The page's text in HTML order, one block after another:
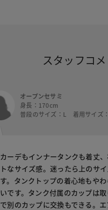
スタッフコ
オープンセサミ
身長：170cm
普段のサイズ：L 着用サイズ
カーデもインナータンクも着丈
トなサイズ感。迷ったら上のサ
す。タンクトップの着心地もや
いです。タンク付属のカップは
で別のカップに交換もできる。